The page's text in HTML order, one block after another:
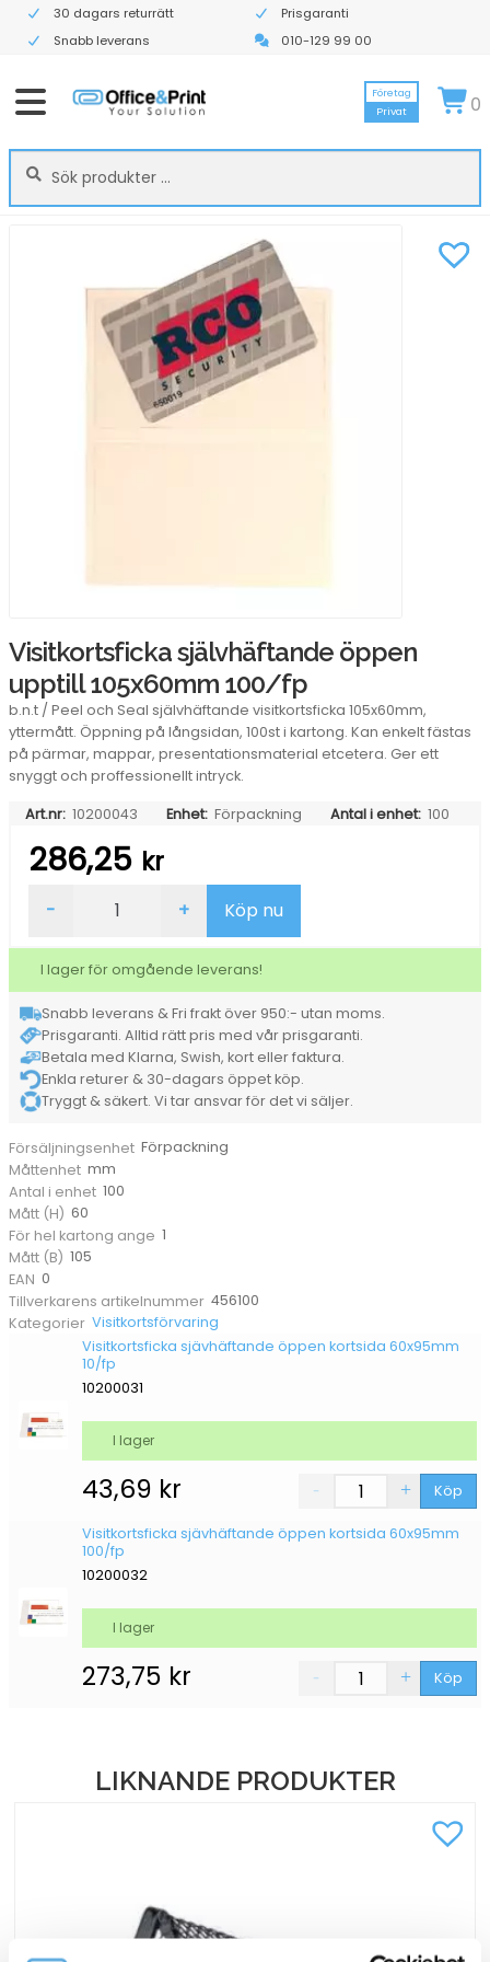
30 dagars returrätt
Prisgaranti
Snabb leverans
010-129 99 00
Sök
efter:
Sök
Företag
Privat
0
Visitkortsficka självhäftande öppen
upptill 105x60mm 100/fp
b.n.t / Peel och Seal självhäftande visitkortsficka 105x60mm,
yttermått. Öppning på långsidan, 100st i kartong. Kan enkelt fästas
på pärmar, mappar, presentationsmaterial etcetera. Ger ett
snyggt och proffessionellt intryck.
Art.nr: 10200043 Enhet: Förpackning Antal i enhet: 100
286,25 kr
självhäftande
upptill
105x60mm
100/fp
mängd
- + Köp nu
I lager för omgående leverans!
Snabb leverans & Fri frakt över 950:- utan moms.
Prisgaranti. Alltid rätt pris med vår prisgaranti.
Betala med Klarna, Swish, kort eller faktura.
Enkla returer & 30-dagars öppet köp.
Tryggt & säkert. Vi tar ansvar för det vi säljer.
Försäljningsenhet Förpackning
Måttenhet mm
Antal i enhet 100
Mått (H) 60
För hel kartong ange 1
Mått (B) 105
EAN 0
Tillverkarens artikelnummer 456100
Kategorier Visitkortsförvaring
Visitkortsficka sjävhäftande öppen kortsida 60x95mm
10/fp
10200031
43,69 kr Köp
I lager
Visitkortsficka sjävhäftande öppen kortsida 60x95mm
100/fp
10200032
273,75 kr Köp
I lager
LIKNANDE PRODUKTER